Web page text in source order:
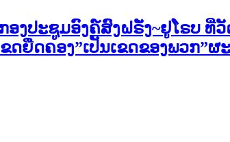
ອງປະຊູມອົງຄ໌ສົງຝຣັ່ງ~ຢູໂຣບ
ດຍືດຄອງ”ເປັນເຂດຂອງພວກ”